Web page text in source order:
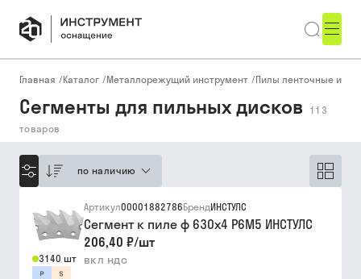
Главная /Каталог /Металлорежущий инструмент /Пилы ленточные и
Сегменты для пильных дисков
113
товаров
по наличию
3140 шт
Артикул00001882786БрендИНСТУЛС
Сегмент к пиле ф 630х4 Р6М5 ИНСТУЛС
206,40 ₽/шт
вкл ндс